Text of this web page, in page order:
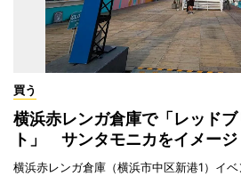
買う
横浜赤レンガ倉庫で「レッド
ト」 サンタモニカをイメー
横浜赤レンガ倉庫（横浜市中区新港1）イ